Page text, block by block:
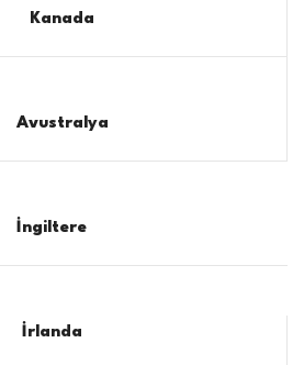
Kanada
Avustralya
İngiltere
İrlanda